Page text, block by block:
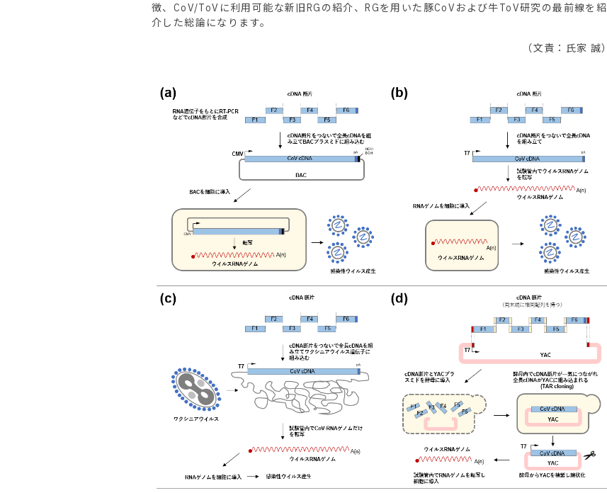
徴、CoV/ToVに利用可能な新旧RGの紹介、RGを用いた豚CoVおよび牛ToV研究の最前線を紹
介した総論になります。
（文責：氏家 誠）